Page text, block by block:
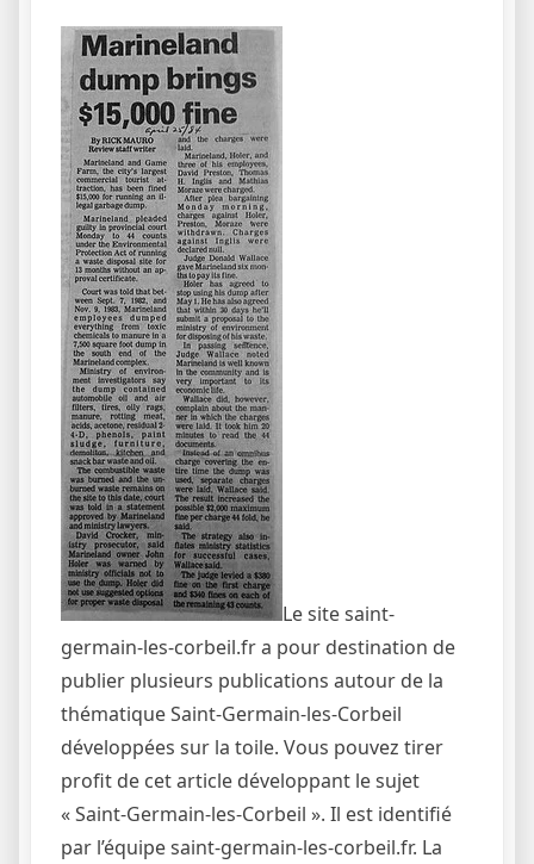
Le site saint-
germain-les-corbeil.fr a pour destination de
publier plusieurs publications autour de la
thématique Saint-Germain-les-Corbeil
développées sur la toile. Vous pouvez tirer
profit de cet article développant le sujet
« Saint-Germain-les-Corbeil ». Il est identifié
par l’équipe saint-germain-les-corbeil.fr. La